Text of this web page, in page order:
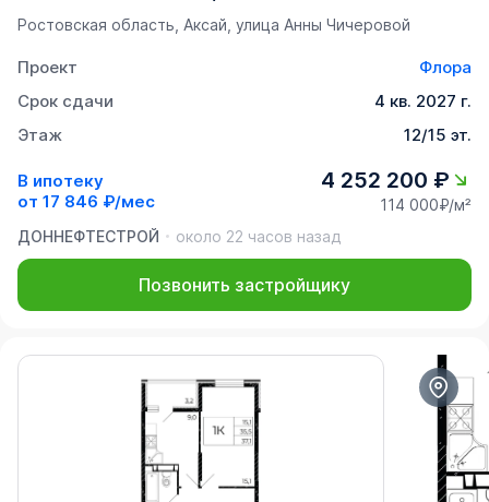
Ростовская область, Аксай, улица Анны Чичеровой
Проект
Флора
Срок сдачи
4 кв. 2027 г.
Этаж
12/15 эт.
В ипотеку
от 17 846 ₽/мес
4 252 200 ₽
114 000₽/м²
ДОННЕФТЕСТРОЙ
около 22 часов назад
Позвонить застройщику